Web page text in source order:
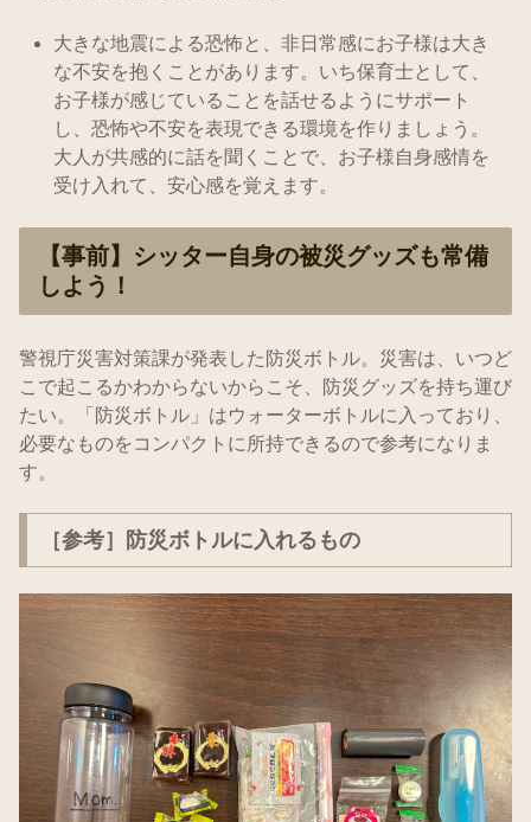
大きな地震による恐怖と、非日常感にお子様は大き
な不安を抱くことがあります。いち保育士として、
お子様が感じていることを話せるようにサポート
し、恐怖や不安を表現できる環境を作りましょう。
大人が共感的に話を聞くことで、お子様自身感情を
受け入れて、安心感を覚えます。
【事前】シッター自身の被災グッズも常備
しよう！
警視庁災害対策課が発表した防災ボトル。災害は、いつど
こで起こるかわからないからこそ、防災グッズを持ち運び
たい。「防災ボトル」はウォーターボトルに入っており、
必要なものをコンパクトに所持できるので参考になりま
す。
［参考］防災ボトルに入れるもの